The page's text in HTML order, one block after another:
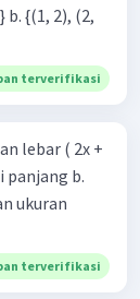
terverifikasi
lebar ( 2x +
panjang b.
ukuran
terverifikasi